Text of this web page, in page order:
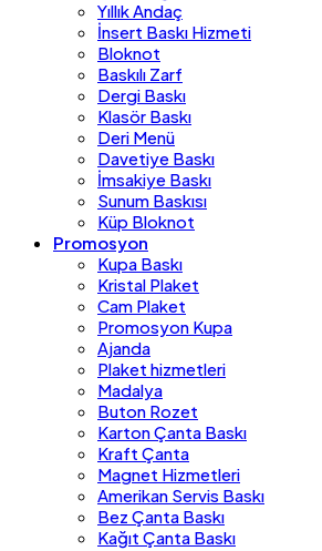
Yıllık Andaç
İnsert Baskı Hizmeti
Bloknot
Baskılı Zarf
Dergi Baskı
Klasör Baskı
Deri Menü
Davetiye Baskı
İmsakiye Baskı
Sunum Baskısı
Küp Bloknot
Promosyon
Kupa Baskı
Kristal Plaket
Cam Plaket
Promosyon Kupa
Ajanda
Plaket hizmetleri
Madalya
Buton Rozet
Karton Çanta Baskı
Kraft Çanta
Magnet Hizmetleri
Amerikan Servis Baskı
Bez Çanta Baskı
Kağıt Çanta Baskı